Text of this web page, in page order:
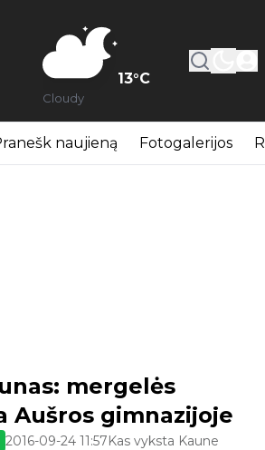
13°C
Cloudy
naujieną Fotogalerijos
mergelės
Aušros gimnazijoje
2016-09-24 11:57Kas vyksta Kaune